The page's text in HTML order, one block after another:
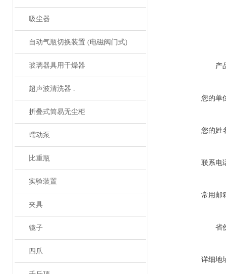
吸尘器
自动气瓶切换装置 (电磁阀门式)
玻璃器具用干燥器
超声波清洗器 .
折叠式简易无尘柜
蠕动泵
比重瓶
实验装置
夹具
镜子
四爪
产
您的单
您的姓
联系电
常用邮
省
详细地